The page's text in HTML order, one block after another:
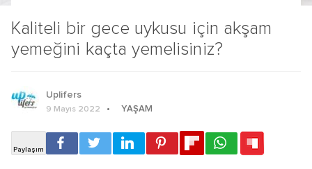
Kaliteli bir gece uykusu için akşam
yemeğini kaçta yemelisiniz?
Uplifers
9 Mayıs 2022 YAŞAM